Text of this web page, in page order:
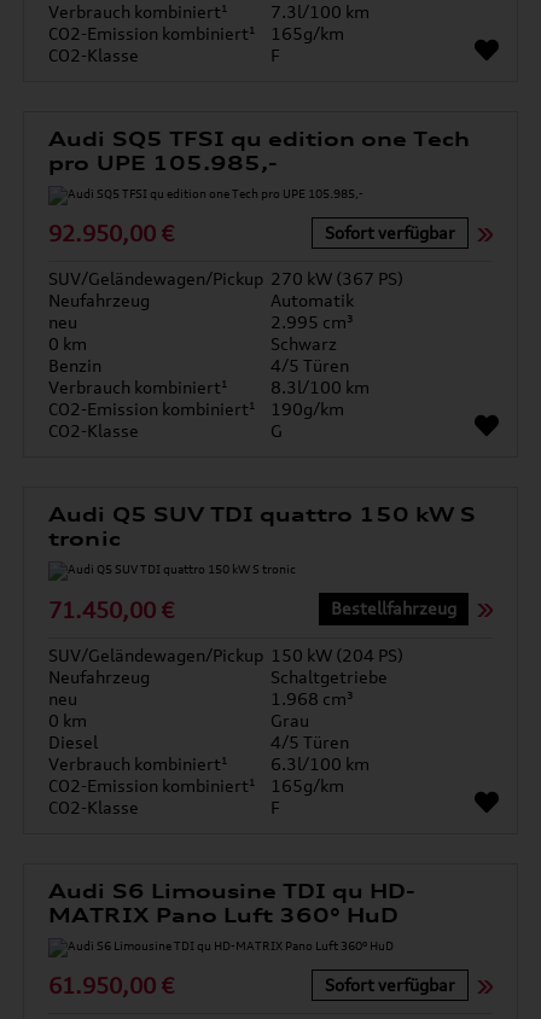
Verbrauch kombiniert¹
7.3l/100 km
CO2-Emission kombiniert¹
165g/km
CO2-Klasse
F
Audi SQ5 TFSI qu edition one Tech
pro UPE 105.985,-
92.950,00 € Sofort verfügbar
SUV/Geländewagen/Pickup 270 kW (367 PS)
Neufahrzeug
Automatik
neu
2.995 cm³
0 km
Schwarz
Benzin
4/5 Türen
Verbrauch kombiniert¹
8.3l/100 km
CO2-Emission kombiniert¹
190g/km
CO2-Klasse
G
Audi Q5 SUV TDI quattro 150 kW S
tronic
71.450,00 € Bestellfahrzeug
SUV/Geländewagen/Pickup 150 kW (204 PS)
Neufahrzeug
Schaltgetriebe
neu
1.968 cm³
0 km
Grau
Diesel
4/5 Türen
Verbrauch kombiniert¹
6.3l/100 km
CO2-Emission kombiniert¹
165g/km
CO2-Klasse
F
Audi S6 Limousine TDI qu HD-
MATRIX Pano Luft 360° HuD
61.950,00 € Sofort verfügbar